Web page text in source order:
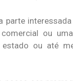
parte
ou
ou até